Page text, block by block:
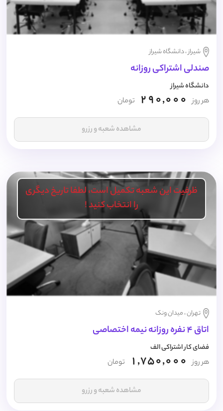
شیراز ، دانشگاه شیراز
صندلی اشتراکی روزانه
دانشگاه شیراز
هر روز 290,000 تومان
مشاهده شعبه و رزرو
ظرفیت این شعبه تکمیل است، لطفا تاریخ دیگری
را انتخاب کنید !
تهران ، میدان ونک
اتاق 4 نفره روزانه نیمه اختصاصی
فضای کار اشتراکی الف
هر روز 1,750,000 تومان
مشاهده شعبه و رزرو